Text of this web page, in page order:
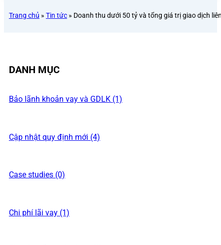
Trang chủ » Tin tức » Doanh thu dưới 50 tỷ và tổng giá trị giao dịch
DANH MỤC
Bảo lãnh khoản vay và GDLK (1)
Cập nhật quy định mới (4)
Case studies (0)
Chi phí lãi vay (1)